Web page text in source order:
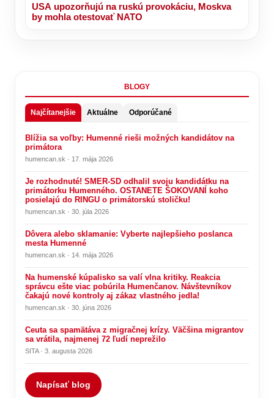
USA upozorňujú na ruskú provokáciu, Moskva
by mohla otestovať NATO
BLOGY
Najčítanejšie Aktuálne Odporúčané
Blížia sa voľby: Humenné rieši možných kandidátov na
primátora
humencan.sk · 17. mája 2026
Je rozhodnuté! SMER-SD odhalil svoju kandidátku na
primátorku Humenného. OSTANETE ŠOKOVANÍ koho
posielajú do RINGU o primátorskú stoličku!
humencan.sk · 30. júla 2026
Dôvera alebo sklamanie: Vyberte najlepšieho poslanca
mesta Humenné
humencan.sk · 14. mája 2026
Na humenské kúpalisko sa valí vlna kritiky. Reakcia
správcu ešte viac pobúrila Humenčanov. Návštevníkov
čakajú nové kontroly aj zákaz vlastného jedla!
humencan.sk · 30. júna 2026
Ceuta sa spamätáva z migračnej krízy. Väčšina migrantov
sa vrátila, najmenej 72 ľudí neprežilo
SITA · 3. augusta 2026
Napísať blog